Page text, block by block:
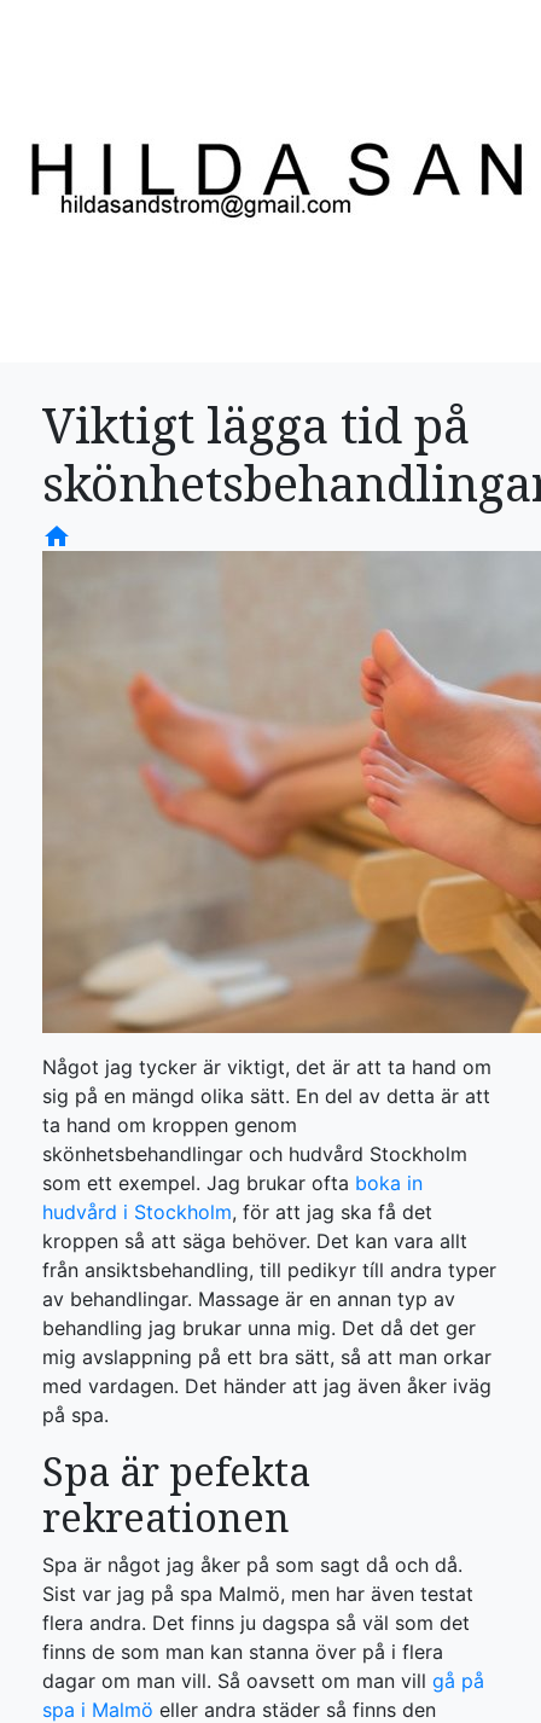
Viktigt lägga tid på
home
Något jag tycker är viktigt, det är att ta hand om
sig på en mängd olika sätt. En del av detta är att
ta hand om kroppen genom
skönhetsbehandlingar och hudvård Stockholm
som ett exempel. Jag brukar ofta boka in
hudvård i Stockholm, för att jag ska få det
kroppen så att säga behöver. Det kan vara allt
från ansiktsbehandling, till pedikyr tíll andra typer
av behandlingar. Massage är en annan typ av
behandling jag brukar unna mig. Det då det ger
mig avslappning på ett bra sätt, så att man orkar
med vardagen. Det händer att jag även åker iväg
på spa.
Spa är pefekta
rekreationen
Spa är något jag åker på som sagt då och då.
Sist var jag på spa Malmö, men har även testat
flera andra. Det finns ju dagspa så väl som det
finns de som man kan stanna över på i flera
dagar om man vill. Så oavsett om man vill gå på
spa i Malmö eller andra städer så finns den